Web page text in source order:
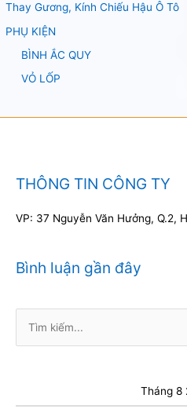
Thay Gương, Kính Chiếu Hậu Ô Tô
PHỤ KIỆN
BÌNH ẮC QUY
VỎ LỐP
THÔNG TIN CÔNG TY
VP: 37 Nguyễn Văn Hưởng, Q.2,
Bình luận gần đây
kiếm:
Tháng 8